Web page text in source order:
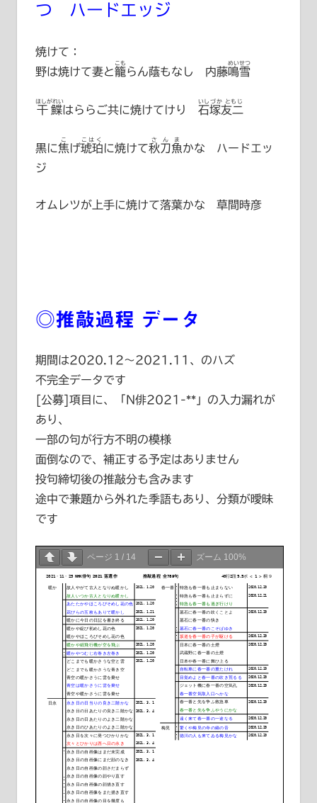
つ ハードエッジ
焼けて：
野は焼けて妻と籠
こも
らん蔭もなし 内藤鳴雪
めいせつ
干鰈
ほしがれい
はららご共に焼けてけり 石塚友二
いしづか ともじ
黒に焦
こ
げ琥珀
こはく
に焼けて秋刀魚
さんま
かな ハードエッ
ジ
オムレツが上手に焼けて落葉かな 草間時彦
◎推敲過程 データ
期間は2020.12～2021.11、のハズ
不完全データです
[公募]項目に、「N俳2021-**」の入力漏れが
あり、
一部の句が行方不明の模様
面倒なので、補正する予定はありません
投句締切後の推敲分も含みます
途中で兼題から外れた季語もあり、分類が曖昧
です
ページ 1 / 14 ズーム 100%